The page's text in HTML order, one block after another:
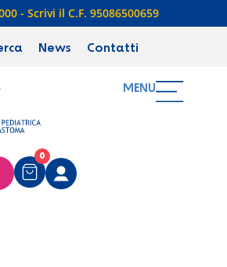
- Scrivi il C.F. 95086500659
News Contatti
MENU
0